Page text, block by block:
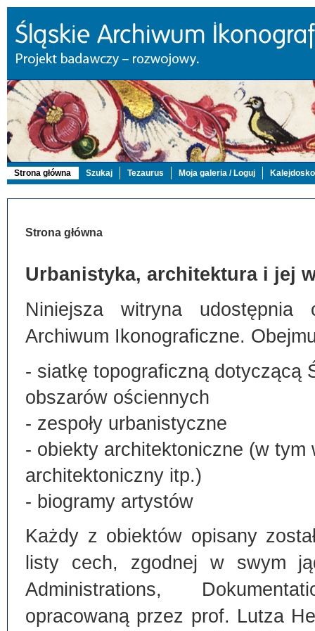
Strona główna Szukaj Tezaurus Moja galeria / Loguj
Strona główna
Urbanistyka, architektura i jej
Niniejsza witryna
Archiwum Ikonograficzne.
- siatkę topograficzną dotyczącą
obszarów ościennych
- zespoły urbanistyczne
- obiekty architektoniczne (w
architektoniczny itp.)
- biogramy artystów
Każdy z obiektów opisany
listy cech, zgodnej w swym
Administrations,
opracowaną przez prof. Lutza